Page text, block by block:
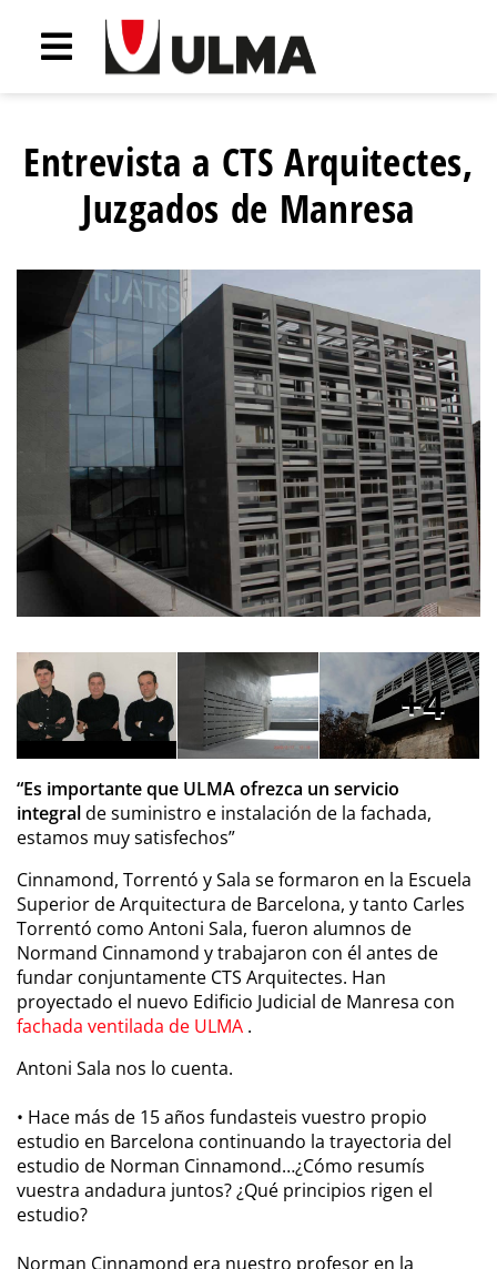
Entrevista a CTS Arquitectes,
Juzgados de Manresa
4
“Es importante que ULMA ofrezca un servicio
integralde suministro e instalación de la fachada,
estamos muy satisfechos”
Cinnamond, Torrentó y Sala se formaron en la Escuela
Superior de Arquitectura de Barcelona, y tanto Carles
Torrentó como Antoni Sala, fueron alumnos de
Normand Cinnamond y trabajaron con él antes de
fundar conjuntamente CTS Arquitectes. Han
proyectado el nuevo Edificio Judicial de Manresa con
fachada ventilada de ULMA .
Antoni Sala nos lo cuenta.
• Hace más de 15 años fundasteis vuestro propio
estudio en Barcelona continuando la trayectoria del
estudio de Norman Cinnamond…¿Cómo resumís
vuestra andadura juntos? ¿Qué principios rigen el
estudio?
Norman Cinnamond era nuestro profesor en la